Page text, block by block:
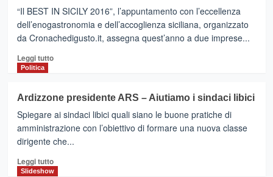
Per
M5S
aeroporto
grande
locale
resta
“Il BEST IN SICILY 2016”, l’appuntamento con l’eccellenza
dell’enogastronomia e dell’accoglienza siciliana, organizzato
da Cronachedigusto.it, assegna quest’anno a due imprese...
Leggi tuttoLeggi
MODICA
–
A
due
imprese
modicane
Il
Politica
Ardizzone presidente ARS – Aiutiamo i sindaci libici
Spiegare ai sindaci libici quali siano le buone pratiche di
amministrazione con l’obiettivo di formare una nuova classe
dirigente che...
Leggi tuttoLeggi
di
Slideshow